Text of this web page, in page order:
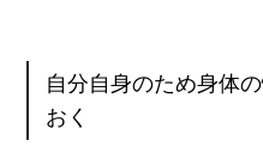
自分自身のため身体
おく